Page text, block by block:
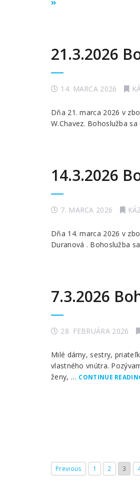
21.3.2026
14. MARCA 2026
Dňa 21. marca 2026 v
W.Chavez. Bohoslužba
14.3.2026
7. MARCA 2026
Dňa 14. marca 2026 v
Duranová . Bohoslužba
7.3.2026
28. FEBRUÁRA 2026
Milé dámy, sestry,
vlastného vnútra.
ženy, … CONTINUE
Previous 1 2 3